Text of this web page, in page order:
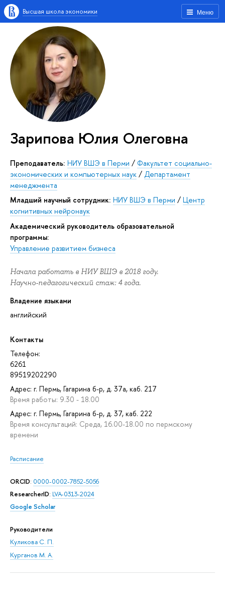
Меню
Высшая школа экономики
Зарипова Юлия Олеговна
Преподаватель: НИУ ВШЭ в Перми / Факультет социально-
экономических и компьютерных наук / Департамент
менеджмента
Младший научный сотрудник: НИУ ВШЭ в Перми / Центр
когнитивных нейронаук
Академический руководитель образовательной
программы:
Управление развитием бизнеса
Начала работать в НИУ ВШЭ в 2018 году.
Научно-педагогический стаж: 4 года.
Владение языками
английский
Контакты
Телефон:
6261
89519202290
Адрес: г. Пермь, Гагарина б-р, д. 37а, каб. 217
Время работы: 9.30 - 18.00
Адрес: г. Пермь, Гагарина б-р, д. 37, каб. 222
Время консультаций: Среда, 16.00-18.00 по пермскому
времени
Расписание
ORCID: 0000-0002-7852-5056
ResearcherID: LVA-0313-2024
Google Scholar
Руководители
Куликова С. П.
Курганов М. А.